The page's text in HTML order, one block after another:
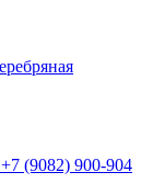
+7 (9082) 900-904